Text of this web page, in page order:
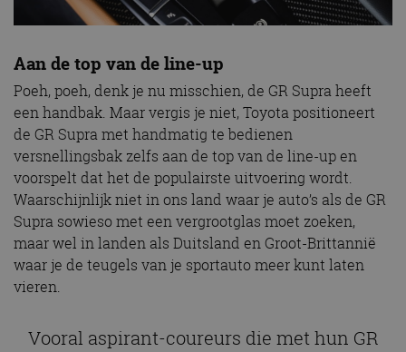
Aan de top van de line-up
Poeh, poeh, denk je nu misschien, de GR Supra heeft
een handbak. Maar vergis je niet, Toyota positioneert
de GR Supra met handmatig te bedienen
versnellingsbak zelfs aan de top van de line-up en
voorspelt dat het de populairste uitvoering wordt.
Waarschijnlijk niet in ons land waar je auto’s als de GR
Supra sowieso met een vergrootglas moet zoeken,
maar wel in landen als Duitsland en Groot-Brittannië
waar je de teugels van je sportauto meer kunt laten
vieren.
Vooral aspirant-coureurs die met hun GR